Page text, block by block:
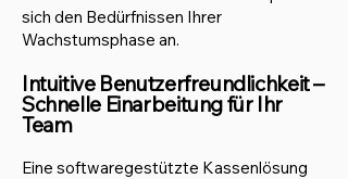
sich den Bedürfnissen Ihrer
Wachstumsphase an.
Intuitive Benutzerfreundlichkeit –
Schnelle Einarbeitung für Ihr
Team
Eine softwaregestützte Kassenlösung